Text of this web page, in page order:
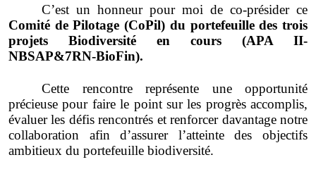
C’est un honneur pour moi de co-présider ce
Comité de Pilotage (CoPil) du portefeuille des trois
projets Biodiversité en cours (APA II-
NBSAP&7RN-BioFin).
Cette rencontre représente une opportunité
précieuse pour faire le point sur les progrès accomplis,
évaluer les défis rencontrés et renforcer davantage notre
collaboration afin d’assurer l’atteinte des objectifs
ambitieux du portefeuille biodiversité.